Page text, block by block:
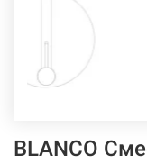
BLANCO